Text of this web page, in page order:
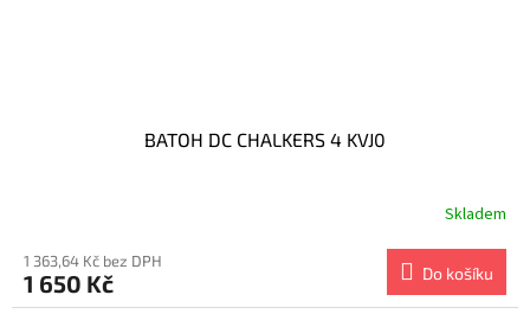
BATOH DC CHALKERS 4 KVJ0
Skladem
1 363,64 Kč bez DPH
1 650 Kč Do košíku